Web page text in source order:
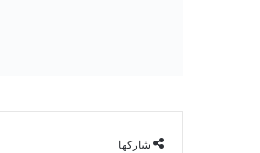
شاركها